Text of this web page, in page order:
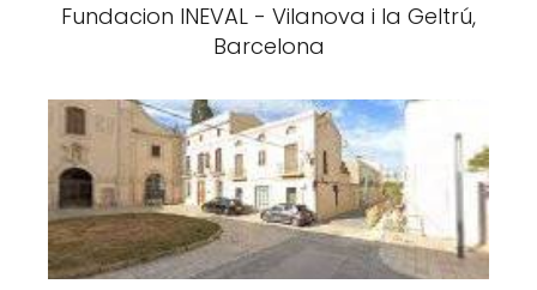
Fundacion INEVAL - Vilanova i la Geltrú,
Barcelona